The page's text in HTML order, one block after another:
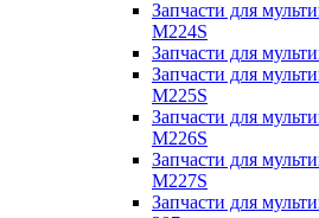
Запчасти для
M224S
Запчасти для
Запчасти для
M225S
Запчасти для
M226S
Запчасти для
M227S
Запчасти для